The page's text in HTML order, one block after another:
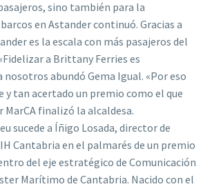
sino también para la
en Astander continuó. Gracias a
es la escala con más pasajeros del
a Brittany Ferries es
abundó Gema Igual. «Por eso
tan acertado un premio como el que
finalizó la alcaldesa.
sucede a Íñigo Losada, director de
Cantabria en el palmarés de un premio
del eje estratégico de Comunicación
Marítimo de Cantabria. Nacido con el